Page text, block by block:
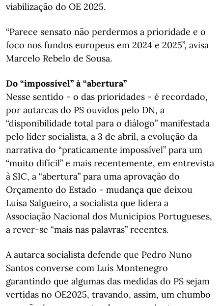
viabilização do OE 2025.
“Parece sensato não perdermos a prioridade e o
foco nos fundos europeus em 2024 e 2025”, avisa
Marcelo Rebelo de Sousa.
Do “impossível” à “abertura”
Nesse sentido - o das prioridades - é recordado,
por autarcas do PS ouvidos pelo DN, a
“disponibilidade total para o diálogo” manifestada
pelo líder socialista, a 3 de abril, a evolução da
narrativa do “praticamente impossível” para um
“muito difícil” e mais recentemente, em entrevista
à SIC, a “abertura” para uma aprovação do
Orçamento do Estado - mudança que deixou
Luísa Salgueiro, a socialista que lidera a
Associação Nacional dos Municípios Portugueses,
a rever-se “mais nas palavras” recentes.
A autarca socialista defende que Pedro Nuno
Santos converse com Luís Montenegro
garantindo que algumas das medidas do PS sejam
vertidas no OE2025, travando, assim, um chumbo